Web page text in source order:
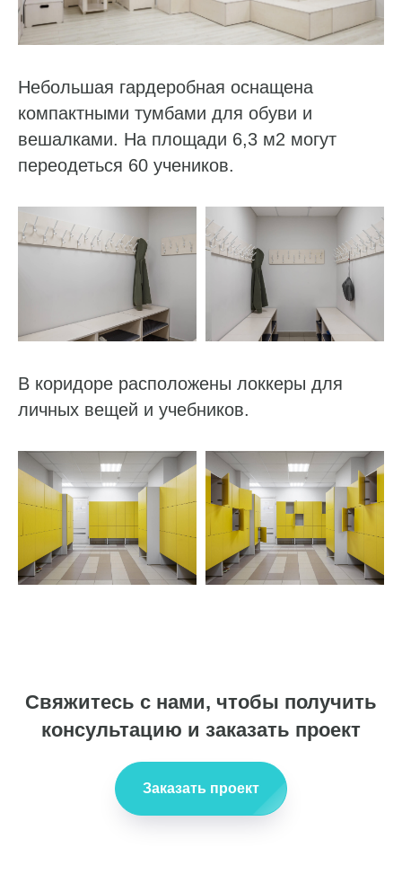
Небольшая гардеробная оснащена
компактными тумбами для обуви и
вешалками. На площади 6,3 м2 могут
переодеться 60 учеников.
В коридоре расположены локкеры для
личных вещей и учебников.
Свяжитесь с нами, чтобы получить
консультацию и заказать проект
Заказать проект